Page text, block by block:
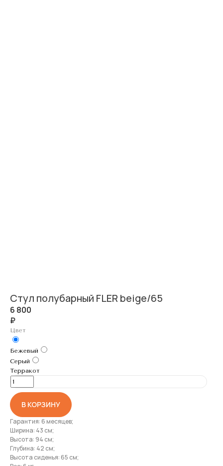
Стул полубарный FLER beige/65
6 800
₽
Цвет
Бежевый
Серый
Терракот
В КОРЗИНУ
Гарантия: 6 месяцев;
Ширина: 43 см;
Высота: 94 см;
Глубина: 42 см;
Высота сиденья: 65 см;